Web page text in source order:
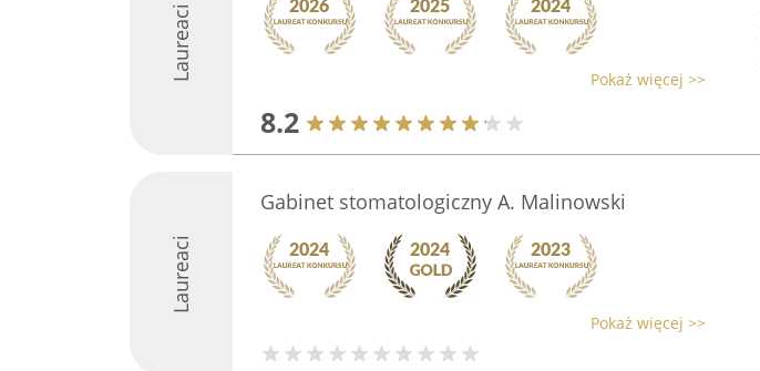
Laureaci Pokaż więcej >>
8.2
Laureaci
Gabinet stomatologiczny A. Malinowski
Pokaż więcej >>